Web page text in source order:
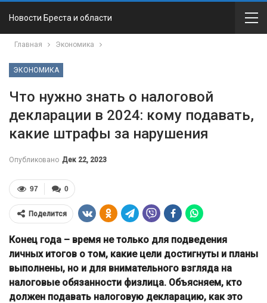
Новости Бреста и области
Главная Экономика
ЭКОНОМИКА
Что нужно знать о налоговой
декларации в 2024: кому подавать,
какие штрафы за нарушения
Опубликовано Дек 22, 2023
0
97
Поделится
Конец года – время не только для подведения
личных итогов о том, какие цели достигнуты и планы
выполнены, но и для внимательного взгляда на
налоговые обязанности физлица. Объясняем, кто
должен подавать налоговую декларацию, как это